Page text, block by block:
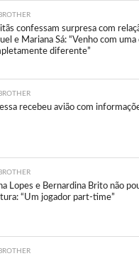
confessam surpresa com
e Mariana Sá: “Venho com uma
diferente”
recebeu avião com
Lopes e Bernardina Brito não
“Um jogador part-time”